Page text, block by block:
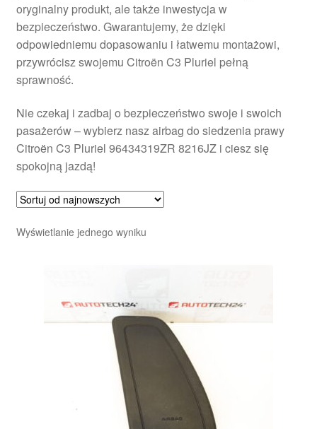
Wózek
Zamówienia
Zasady i warunki
oryginalny produkt, ale także inwestycja w
bezpieczeństwo. Gwarantujemy, że dzięki
odpowiedniemu dopasowaniu i łatwemu montażowi,
przywrócisz swojemu Citroën C3 Pluriel pełną
sprawność.
Nie czekaj i zadbaj o bezpieczeństwo swoje i swoich
pasażerów – wybierz nasz airbag do siedzenia prawy
Citroën C3 Pluriel 96434319ZR 8216JZ i ciesz się
spokojną jazdą!
Wyświetlanie jednego wyniku